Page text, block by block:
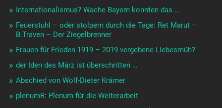
Internationalismus? Wache Bayern konnten das …
Feuerstuhl – oder stolpern durch die Tage: Ret Marut –
B.Traven – Der Ziegelbrenner
Frauen für Frieden 1919 – 2019 vergebene Liebesmüh?
der Iden des März ist überschritten …
Abschied von Wolf-Dieter Krämer
plenumR: Plenum für die Weiterarbeit